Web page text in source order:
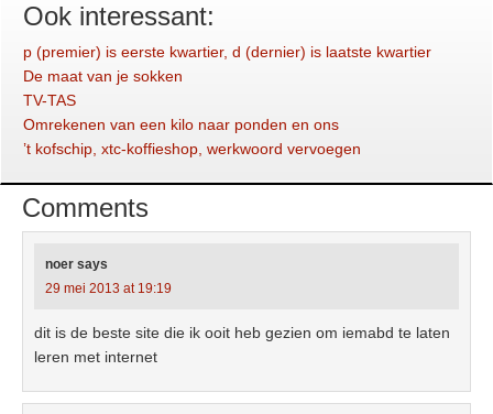
Ook interessant:
p (premier) is eerste kwartier, d (dernier) is laatste kwartier
De maat van je sokken
TV-TAS
Omrekenen van een kilo naar ponden en ons
’t kofschip, xtc-koffieshop, werkwoord vervoegen
Comments
noer says
29 mei 2013 at 19:19
dit is de beste site die ik ooit heb gezien om iemabd te laten
leren met internet